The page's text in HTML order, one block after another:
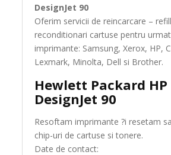
DesignJet 90
Oferim servicii de reincarcare –
reconditionari cartuse pentru
imprimante: Samsung, Xerox, HP,
Lexmark, Minolta, Dell si Brother.
Hewlett Packard HP
DesignJet 90
Resoftam imprimante ?i resetam
chip-uri de cartuse si tonere.
Date de contact: